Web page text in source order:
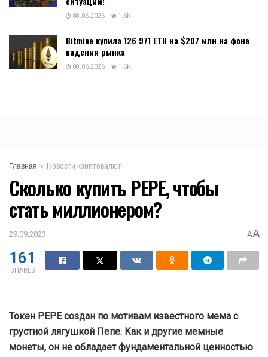
08.06.2026 1.6K
Bitmine купила 126 971 ETH на $207 млн на фоне
падения рынка
08.06.2026 1.6K
Главная Новости криптовалют
Сколько купить PEPE, чтобы
стать миллионером?
29.09.2023 AA
161
SHARES